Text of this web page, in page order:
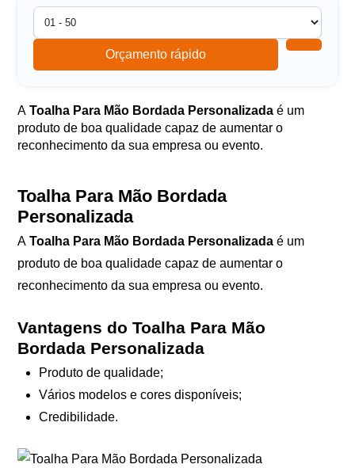
Orçamento rápido
AToalha Para Mão Bordada Personalizadaé um
produto de boa qualidade capaz de aumentar o
reconhecimento da sua empresa ou evento.
Toalha Para Mão Bordada
Personalizada
AToalha Para Mão Bordada Personalizadaé um
produto de boa qualidade capaz de aumentar o
reconhecimento da sua empresa ou evento.
Vantagens do Toalha Para Mão
Bordada Personalizada
Produto de qualidade;
Vários modelos e cores disponíveis;
Credibilidade.